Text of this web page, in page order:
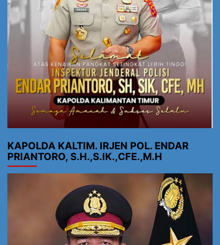
KAPOLDA KALTIM. IRJEN POL. ENDAR
PRIANTORO, S.H.,S.IK.,CFE.,M.H